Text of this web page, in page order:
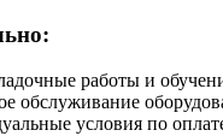
работы и
обслуживание
условия по